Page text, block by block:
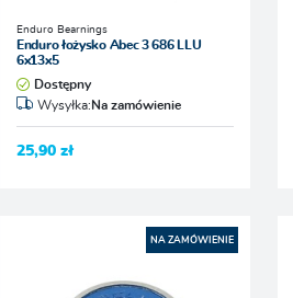
Enduro Bearnings
Enduro łożysko Abec 3 686 LLU
6x13x5
Dostępny
Wysyłka:Na zamówienie
25,90 zł
NA ZAMÓWIENIE